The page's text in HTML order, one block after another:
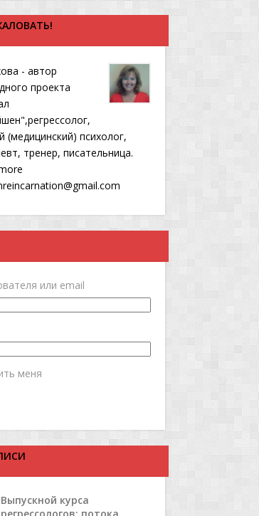
- автор
проекта
(медицинский) психолог,
тренер, писательница.
или email
меня
Выпускной курса